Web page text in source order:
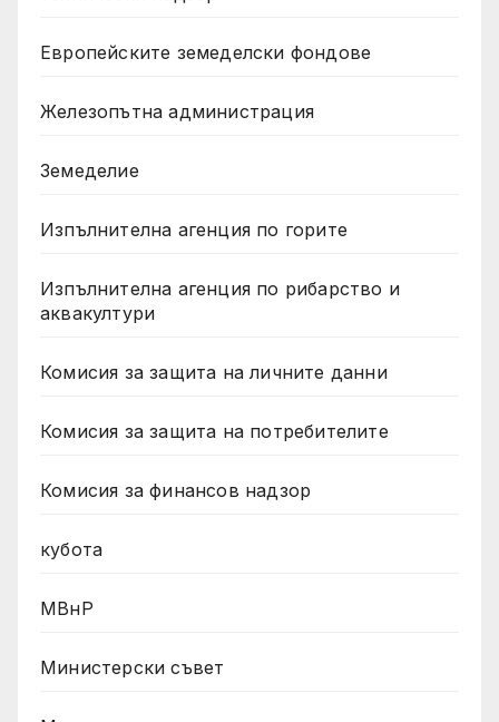
Европейските земеделски фондове
Железопътна администрация
Земеделие
Изпълнителна агенция по горите
Изпълнителна агенция по рибарство и
аквакултури
Комисия за защита на личните данни
Комисия за защита на потребителите
Комисия за финансов надзор
кубота
МВнР
Министерски съвет